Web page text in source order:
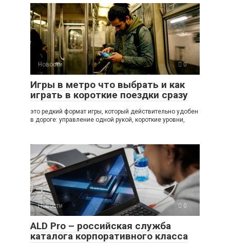
Новости 0
Игры в метро что выбрать и как
играть в короткие поездки сразу
это редкий формат игры, который действительно удобен
в дороге: управление одной рукой, короткие уровни,
Новости 0
ALD Pro – российская служба
каталога корпоративного класса